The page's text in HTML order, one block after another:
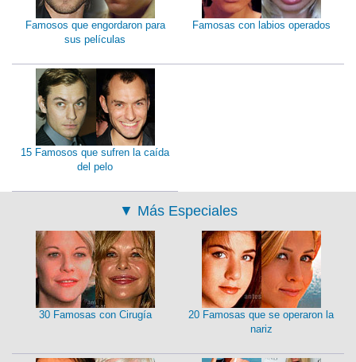
Famosos que engordaron para
sus películas
Famosas con labios operados
15 Famosos que sufren la caída
del pelo
▼ Más Especiales
30 Famosas con Cirugía
20 Famosas que se operaron la
nariz